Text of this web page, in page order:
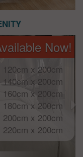
Now!
120cm x 200cm
140cm x 200cm
160cm x 200cm
180cm x 200cm
200cm x 200cm
220cm x 200cm